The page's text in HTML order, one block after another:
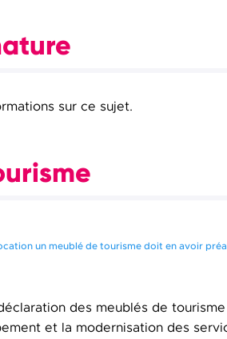
sur ce sujet.
un meublé de tourisme doit en avoir
des meublés de
et la modernisation des